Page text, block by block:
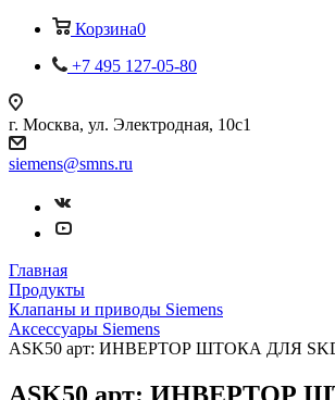
Корзина0
+7 495 127-05-80
г. Москва, ул. Электродная, 10с1
siemens@smns.ru
Главная
Продукты
Клапаны и приводы Siemens
Аксессуары Siemens
ASK50 арт: ИНВЕРТОР ШТОКА ДЛЯ